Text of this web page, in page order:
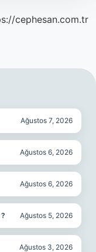
cephesan.com.tr
Ağustos 7, 2026
Ağustos 6, 2026
Ağustos 6, 2026
Ağustos 5, 2026
Ağustos 3, 2026